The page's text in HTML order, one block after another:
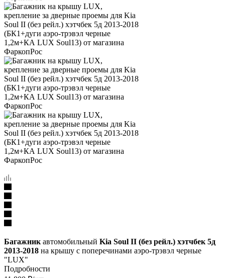
Багажник автомобильный Kia Soul II (без рейл.) хэтчбек 5д
2013-2018 на крышу с поперечинами аэро-трэвэл черные
"LUX"
Подробности